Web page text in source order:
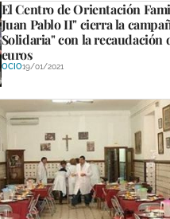
El Centro de Orientación
Juan Pablo II" cierra la
Solidaria" con la recaudación
euros
OCIO19/01/2021